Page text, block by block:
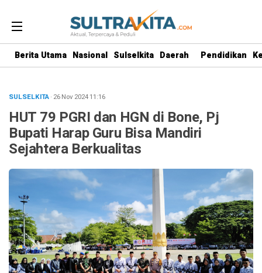
Berita Utama Nasional Sulselkita Daerah Pendidikan
SULSELKITA· 26 Nov 202411:16
HUT 79 PGRI dan HGN di Bone, Pj
Bupati Harap Guru Bisa Mandiri
Sejahtera Berkualitas